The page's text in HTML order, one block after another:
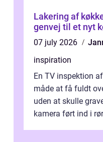
Lakering af
genvej til et nyt
07 july 2026
inspiration
En TV inspektion
måde at få fuldt
uden at skulle
kamera ført ind i